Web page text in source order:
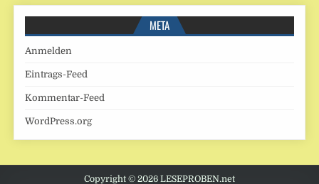
META
Anmelden
Eintrags-Feed
Kommentar-Feed
WordPress.org
Copyright © 2026 LESEPROBEN.net